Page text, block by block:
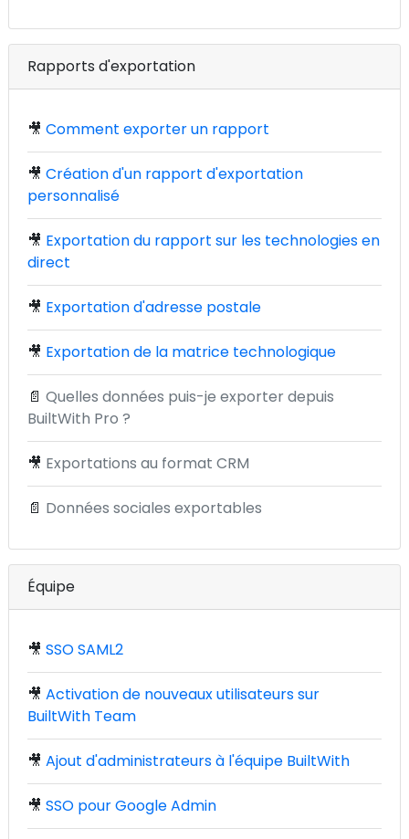
Rapports d'exportation
🎥 Comment exporter un rapport
🎥 Création d'un rapport d'exportation
personnalisé
🎥 Exportation du rapport sur les technologies en
direct
🎥 Exportation d'adresse postale
🎥 Exportation de la matrice technologique
📄 Quelles données puis-je exporter depuis
BuiltWith Pro ?
🎥 Exportations au format CRM
📄 Données sociales exportables
Équipe
🎥 SSO SAML2
🎥 Activation de nouveaux utilisateurs sur
BuiltWith Team
🎥 Ajout d'administrateurs à l'équipe BuiltWith
🎥 SSO pour Google Admin